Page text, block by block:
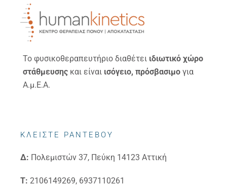
Το φυσικοθεραπευτήριο διαθέτει ιδιωτικό χώρο
στάθμευσης και είναι ισόγειο, πρόσβασιμο για
Α.μ.Ε.Α.
ΚΛΕΙΣΤΕ ΡΑΝΤΕΒΟΥ
Δ: Πολεμιστών 37, Πεύκη 14123 Αττική
Τ: 2106149269, 6937110261